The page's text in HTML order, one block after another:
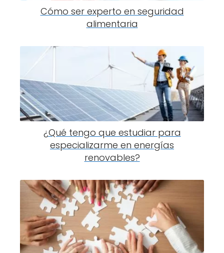
Cómo ser experto en seguridad
alimentaria
¿Qué tengo que estudiar para
especializarme en energías
renovables?